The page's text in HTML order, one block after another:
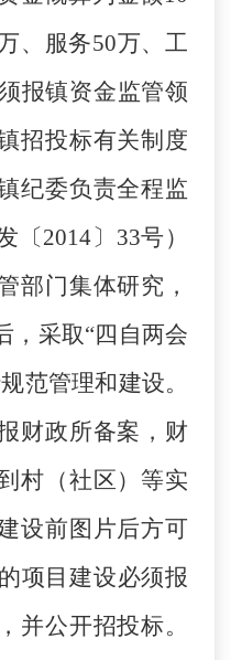
、服务50万、工
报镇资金监管领
招投标有关制度
纪委负责全程监
2014〕33号）
部门集体研究，
，采取“四自两会
范管理和建设。
财政所备案，财
村（社区）等实
设前图片后方可
项目建设必须报
并公开招投标。